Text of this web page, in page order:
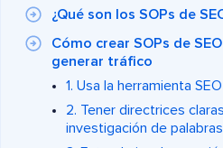
¿Qué son los SOPs de
Cómo crear SOPs de
generar tráfico
1. Usa la herramienta
2. Tener directrices
investigación de